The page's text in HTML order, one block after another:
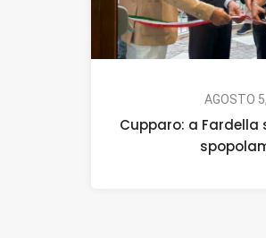
AGOSTO
Cupparo: a Fardella